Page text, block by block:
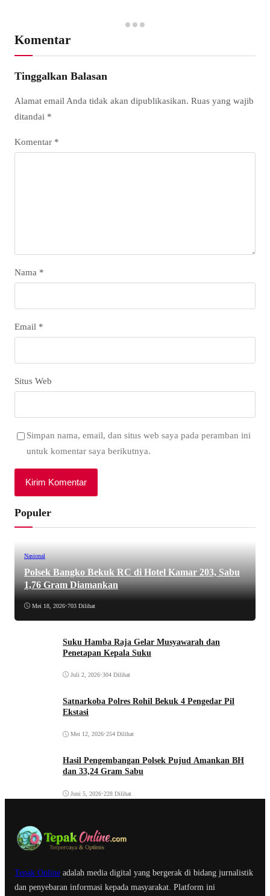
Komentar
Tinggalkan Balasan
Alamat email Anda tidak akan dipublikasikan. Ruas yang wajib
ditandai *
Komentar *
Nama *
Email *
Situs Web
Simpan nama, email, dan situs web saya pada peramban ini
untuk komentar saya berikutnya.
Populer
Nasional
Polsek Bangko Bekuk RC di Hotel Kamar 203, Sabu
1,76 Gram Diamankan
Mei 18, 2026•703 Dilihat
Suku Hamba Raja Gelar Musyawarah dan
Penetapan Kepala Suku
Juli 2, 2026•304 Dilihat
Satnarkoba Polres Rohil Bekuk 4 Pengedar Pil
Ekstasi
Mei 12, 2026•254 Dilihat
Hasil Pengembangan Polsek Pujud Amankan BH
dan 33,24 Gram Sabu
Juni 5, 2026•228 Dilihat
Tepak Online adalah media digital yang bergerak di bidang jurnalistik
dan penyebaran informasi kepada masyarakat. Platform ini